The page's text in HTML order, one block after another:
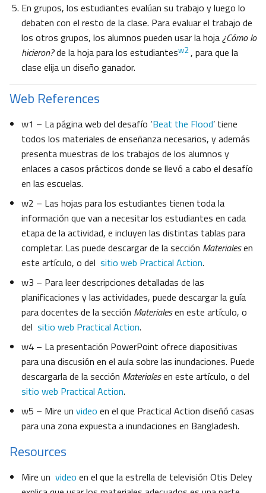
En grupos, los estudiantes evalúan su trabajo y luego lo
debaten con el resto de la clase. Para evaluar el trabajo de
los otros grupos, los alumnos pueden usar la hoja¿Cómo lo
hicieron?de la hoja para los estudiantesw2, para que la
clase elija un diseño ganador.
Web References
w1 – La página web del desafío ‘Beat the Flood’ tiene
todos los materiales de enseñanza necesarios, y además
presenta muestras de los trabajos de los alumnos y
enlaces a casos prácticos donde se llevó a cabo el desafío
en las escuelas.
w2 – Las hojas para los estudiantes tienen toda la
información que van a necesitar los estudiantes en cada
etapa de la actividad, e incluyen las distintas tablas para
completar. Las puede descargar de la sección Materialesen
este artículo, o del sitio web Practical Action.
w3 – Para leer descripciones detalladas de las
planificaciones y las actividades, puede descargar la guía
para docentes de la sección Materialesen este artículo, o
del sitio web Practical Action.
w4 – La presentación PowerPoint ofrece diapositivas
para una discusión en el aula sobre las inundaciones. Puede
descargarla de la sección Materialesen este artículo, o del
sitio web Practical Action.
w5 – Mire un video en el que Practical Action diseñó casas
para una zona expuesta a inundaciones en Bangladesh.
Resources
Mire un video en el que la estrella de televisión Otis Deley